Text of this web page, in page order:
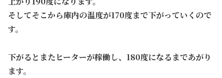
そしてそこから庫内の温度が170度まで下がっていくので
す。
下がるとまたヒーターが稼働し、180度になるまであがり
ます。